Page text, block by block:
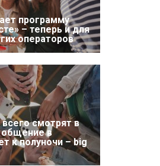
программу
– теперь и для
операторов
смотрят в
общение в
к полуночи – big